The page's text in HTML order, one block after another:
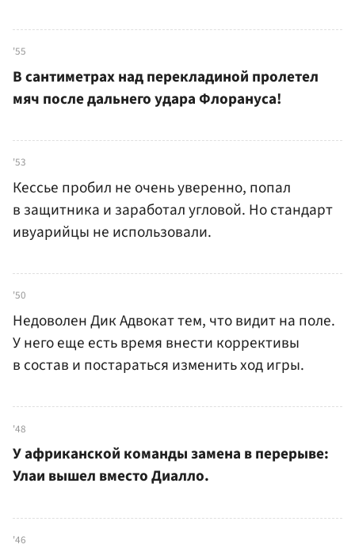
'55
В сантиметрах над перекладиной пролетел
мяч после дальнего удара Флорануса!
'53
Кессье пробил не очень уверенно, попал
в защитника и заработал угловой. Но стандарт
ивуарийцы не использовали.
'50
Недоволен Дик Адвокат тем, что видит на поле.
У него еще есть время внести коррективы
в состав и постараться изменить ход игры.
'48
У африканской команды замена в перерыве:
Улаи вышел вместо Диалло.
'46